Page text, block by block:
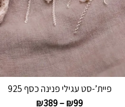
פיית’-סט עגילי פנינה כסף 925
₪99
–
₪389